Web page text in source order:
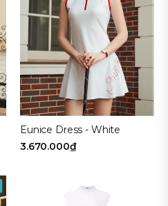
Eunice Dress - White
3.670.000₫